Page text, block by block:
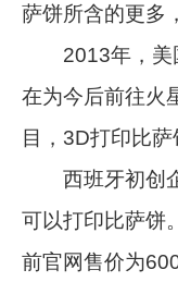
萨饼所含的更多
2013年，美
在为今后前往火
目，3D打印比萨
西班牙初创企
可以打印比萨饼
前官网售价为